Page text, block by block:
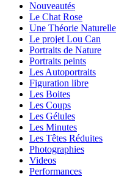
Nouveautés
Le Chat Rose
Une Théorie Naturelle
Le projet Lou Can
Portraits de Nature
Portraits peints
Les Autoportraits
Figuration libre
Les Boites
Les Coups
Les Gélules
Les Minutes
Les Têtes Réduites
Photographies
Videos
Performances